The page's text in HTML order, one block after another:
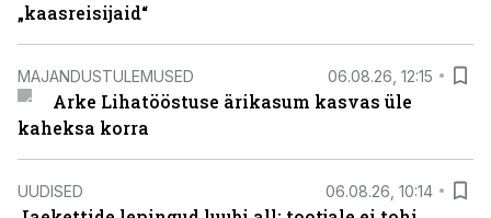
„kaasreisijaid“
MAJANDUSTULEMUSED 06.08.26, 12:15
Arke Lihatööstuse ärikasum kasvas üle
kaheksa korra
UUDISED 06.08.26, 10:14